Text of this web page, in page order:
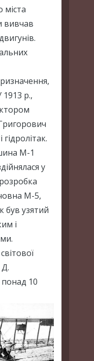
міста
вивчав
1913 р.,
М-1
у
М-5,
був узятий
і
10